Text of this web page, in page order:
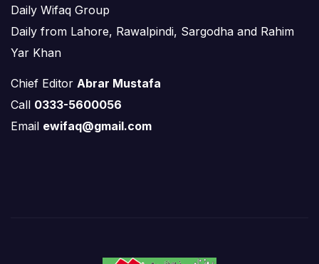
Daily Wifaq Group
Daily from Lahore, Rawalpindi, Sargodha and Rahim
Yar Khan
Chief Editor Abrar Mustafa
Call 0333-5600056
Email ewifaq@gmail.com